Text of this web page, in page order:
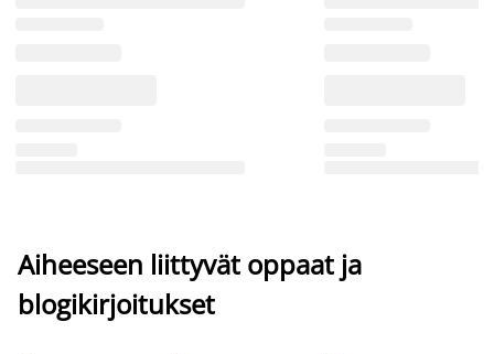
Aiheeseen liittyvät oppaat ja
blogikirjoitukset